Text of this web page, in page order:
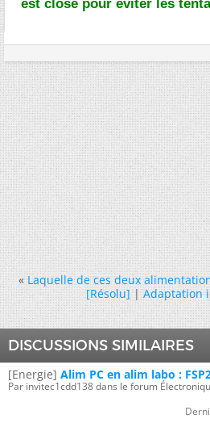
est close pour éviter les
« Laquelle de ces deux
[Résolu]|Adaptation
DISCUSSIONS SIMILAIRES
[Energie] Alim PC en alim labo :
Par invitec1cdd138 dans le forum